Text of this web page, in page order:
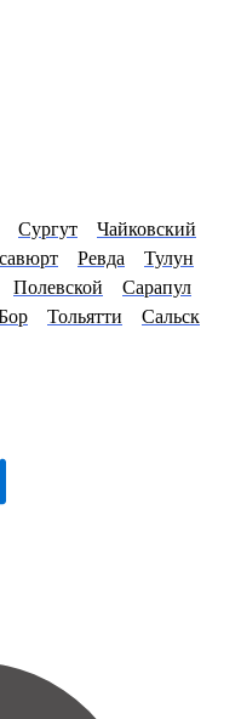
Сургут
Чайковский
Ревда
Тулун
Полевской
Сарапул
Тольятти Сальск